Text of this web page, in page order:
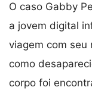
O caso Gabby
a jovem digital
viagem com seu
como
corpo foi